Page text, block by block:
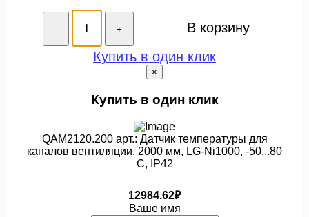
- +
В корзину
Купить в один клик
×
Купить в один клик
QAM2120.200 арт.: Датчик температуры для
каналов вентиляции, 2000 мм, LG-Ni1000, -50...80
C, IP42
12984.62₽
Ваше имя